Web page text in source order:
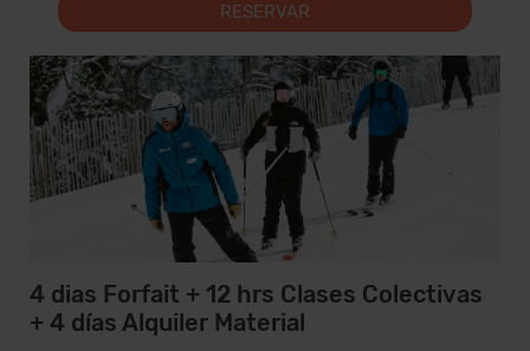
RESERVAR
4 dias Forfait + 12 hrs Clases Colectivas
+ 4 días Alquiler Material